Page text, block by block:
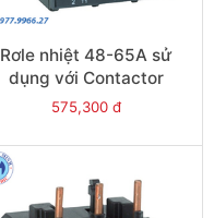
Rơle nhiệt 48-65A sử
dụng với Contactor
LC1E65-E95 - Model
575,300 đ